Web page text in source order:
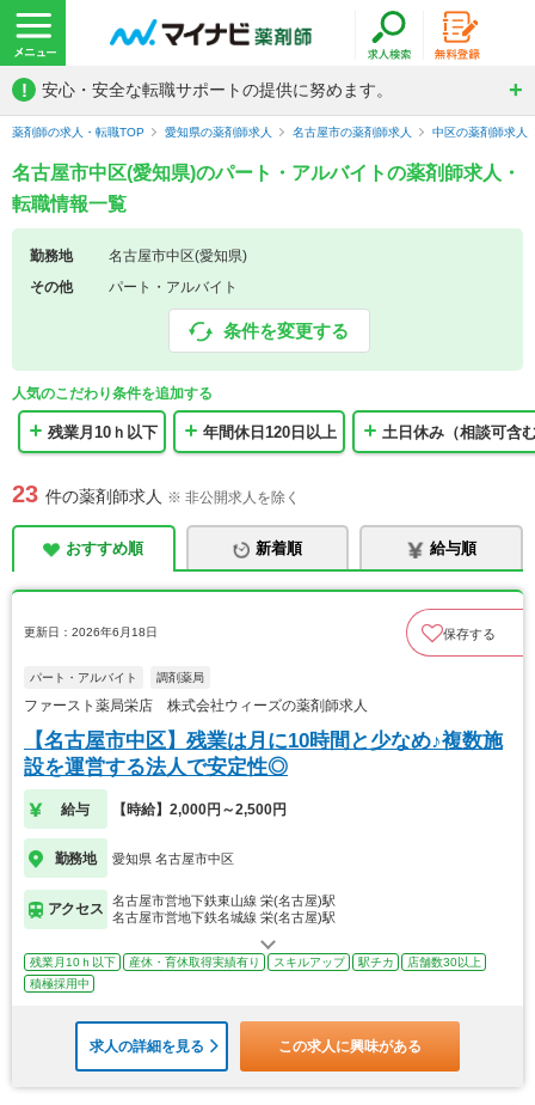
! 安心・安全な転職サポートの提供に努めます。
薬剤師の求人・転職TOP 愛知県の薬剤師求人 名古屋市の薬剤師求人 中区の薬剤師求人
名古屋市中区(愛知県)のパート・アルバイトの薬剤師求人・
転職情報一覧
勤務地
名古屋市中区(愛知県)
その他
パート・アルバイト
条件を変更する
人気のこだわり条件を追加する
残業月10ｈ以下 年間休日120日以上 土日休み（相談可含
23 件の薬剤師求人 ※ 非公開求人を除く
おすすめ順 新着順 給与順
更新日：2026年6月18日 保存する
パート・アルバイト 調剤薬局
ファースト薬局栄店 株式会社ウィーズの薬剤師求人
【名古屋市中区】残業は月に10時間と少なめ♪複数施
設を運営する法人で安定性◎
給与 【時給】2,000円～2,500円
勤務地 愛知県 名古屋市中区
アクセス
名古屋市営地下鉄東山線 栄(名古屋)駅
名古屋市営地下鉄名城線 栄(名古屋)駅
残業月10ｈ以下 産休・育休取得実績有り スキルアップ 駅チカ
店舗数30以上
積極採用中
求人の詳細を見る この求人に興味がある